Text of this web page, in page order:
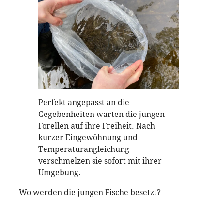
Perfekt angepasst an die
Gegebenheiten warten die jungen
Forellen auf ihre Freiheit. Nach
kurzer Eingewöhnung und
Temperaturangleichung
verschmelzen sie sofort mit ihrer
Umgebung.
Wo werden die jungen Fische besetzt?